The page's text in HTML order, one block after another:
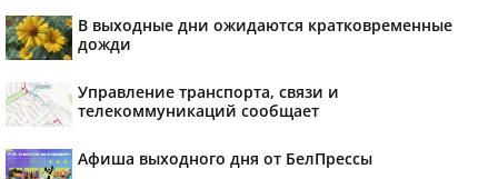
В выходные дни ожидаются кратковременные
дожди
Управление транспорта, связи и
телекоммуникаций сообщает
Афиша выходного дня от БелПрессы